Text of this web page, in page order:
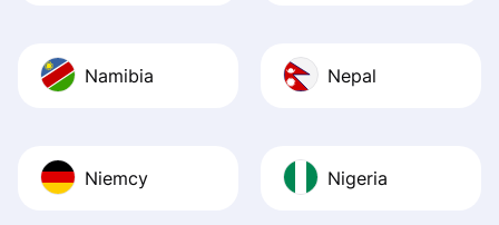
Namibia Nepal
Niemcy Nigeria